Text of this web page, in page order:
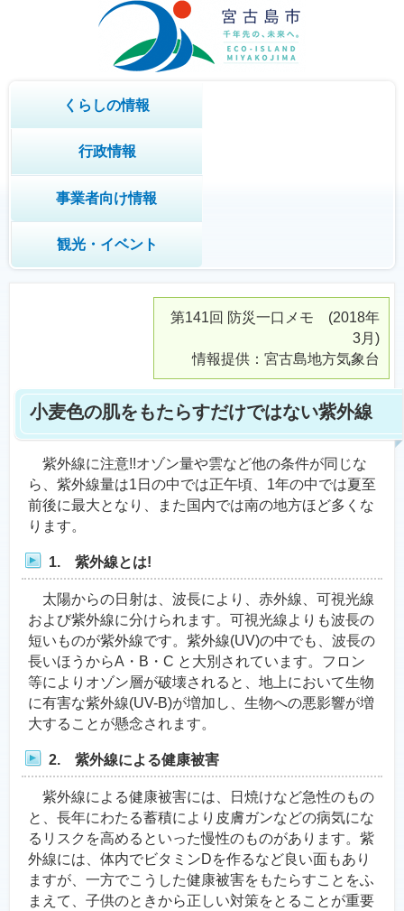
くらしの情報
行政情報
事業者向け情報
観光・イベント
第141回 防災一口メモ (2018年
3月)
情報提供：宮古島地方気象台
小麦色の肌をもたらすだけではない紫外線
紫外線に注意!!オゾン量や雲など他の条件が同じな
ら、紫外線量は1日の中では正午頃、1年の中では夏至
前後に最大となり、また国内では南の地方ほど多くな
ります。
1. 紫外線とは!
太陽からの日射は、波長により、赤外線、可視光線
および紫外線に分けられます。可視光線よりも波長の
短いものが紫外線です。紫外線(UV)の中でも、波長の
長いほうからA・B・C と大別されています。フロン
等によりオゾン層が破壊されると、地上において生物
に有害な紫外線(UV-B)が増加し、生物への悪影響が増
大することが懸念されます。
2. 紫外線による健康被害
紫外線による健康被害には、日焼けなど急性のもの
と、長年にわたる蓄積により皮膚ガンなどの病気にな
るリスクを高めるといった慢性のものがあります。紫
外線には、体内でビタミンDを作るなど良い面もあり
ますが、一方でこうした健康被害をもたらすことをふ
まえて、子供のときから正しい対策をとることが重要